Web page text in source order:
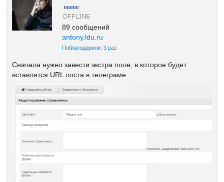
89 сообщений
antony.ldu.ru
Поблагодарили: 3 раз
Сначала нужно завести экстра поле, в которое будет
вставлятся URL поста в телеграме